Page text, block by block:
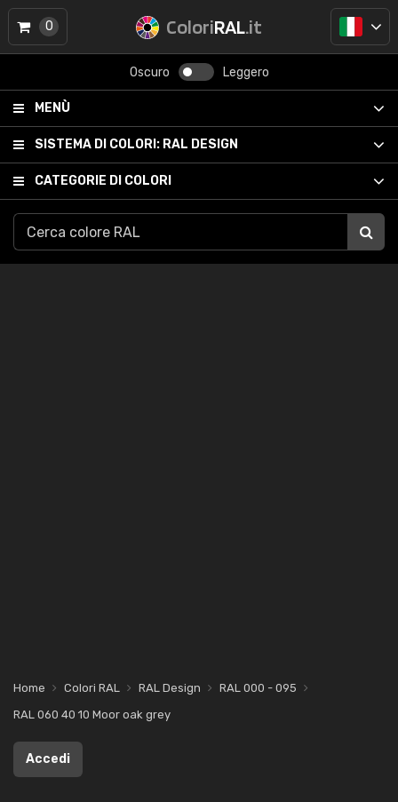
ColoriRAL.it
Oscuro Leggero
MENÙ
SISTEMA DI COLORI: RAL DESIGN
CATEGORIE DI COLORI
0
Home Colori RAL RAL Design
RAL 000 - 095
RAL 060 40 10 Moor oak grey
Accedi